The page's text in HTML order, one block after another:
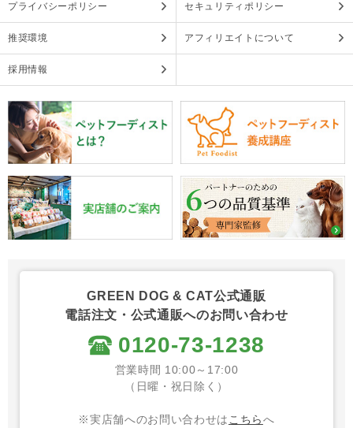
プライバシーポリシー セキュリティポリシー
推奨環境 アフィリエイトについて
採用情報
GREEN DOG & CAT公式通販
電話注文・公式通販へのお問い合わせ
0120-73-1238
営業時間 10:00～17:00
（日曜・祝日除く）
※実店舗へのお問い合わせは こちらへ